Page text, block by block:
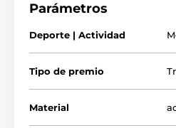
Parámetros
Deporte | Actividad
Tipo de premio
Material